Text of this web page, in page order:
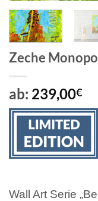
Zeche
ab: 239,00€
Wall Art Serie